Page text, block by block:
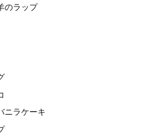
のラップ
ニラケーキ